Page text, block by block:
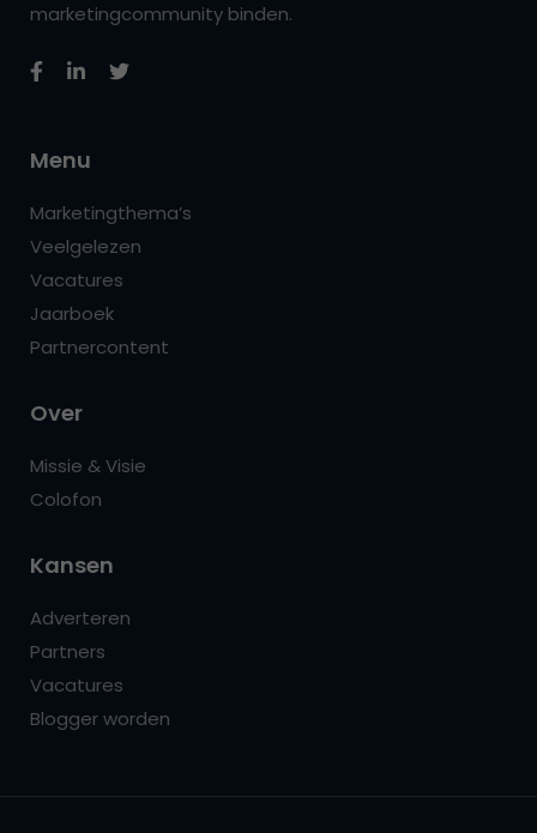
marketingcommunity binden.
Menu
Marketingthema’s
Veelgelezen
Vacatures
Jaarboek
Partnercontent
Over
Missie & Visie
Colofon
Kansen
Adverteren
Partners
Vacatures
Blogger worden